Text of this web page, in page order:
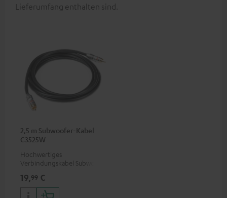
Lieferumfang enthalten sind.
2,5 m Subwoofer-Kabel
C3525W
Hochwertiges
Verbindungskabel Subwoofer
19,99 €